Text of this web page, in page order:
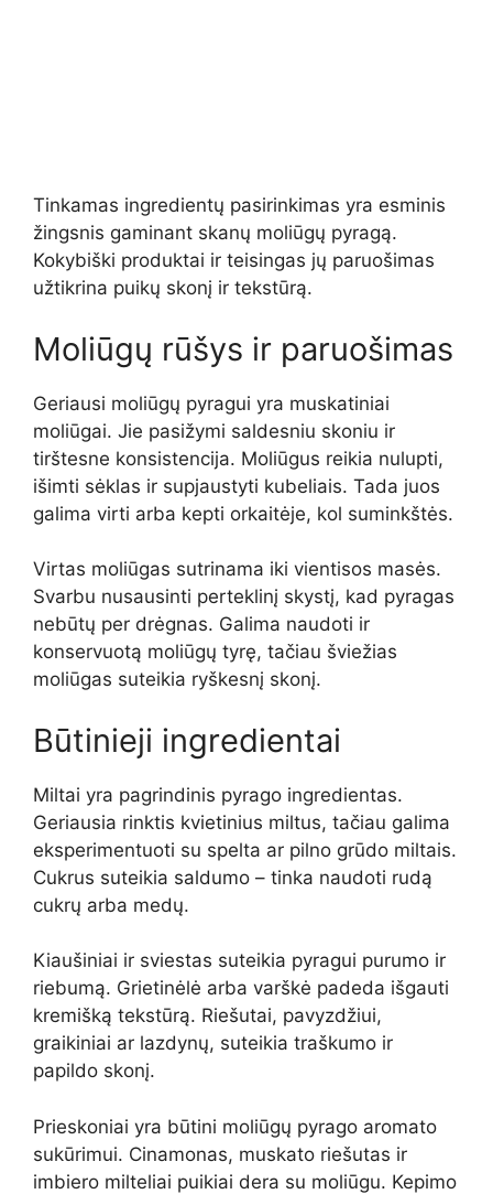
Tinkamas ingredientų pasirinkimas yra esminis
žingsnis gaminant skanų moliūgų pyragą.
Kokybiški produktai ir teisingas jų paruošimas
užtikrina puikų skonį ir tekstūrą.
Moliūgų rūšys ir paruošimas
Geriausi moliūgų pyragui yra muskatiniai
moliūgai. Jie pasižymi saldesniu skoniu ir
tirštesne konsistencija. Moliūgus reikia nulupti,
išimti sėklas ir supjaustyti kubeliais. Tada juos
galima virti arba kepti orkaitėje, kol suminkštės.
Virtas moliūgas sutrinama iki vientisos masės.
Svarbu nusausinti perteklinį skystį, kad pyragas
nebūtų per drėgnas. Galima naudoti ir
konservuotą moliūgų tyrę, tačiau šviežias
moliūgas suteikia ryškesnį skonį.
Būtinieji ingredientai
Miltai yra pagrindinis pyrago ingredientas.
Geriausia rinktis kvietinius miltus, tačiau galima
eksperimentuoti su spelta ar pilno grūdo miltais.
Cukrus suteikia saldumo – tinka naudoti rudą
cukrų arba medų.
Kiaušiniai ir sviestas suteikia pyragui purumo ir
riebumą. Grietinėlė arba varškė padeda išgauti
kremišką tekstūrą. Riešutai, pavyzdžiui,
graikiniai ar lazdynų, suteikia traškumo ir
papildo skonį.
Prieskoniai yra būtini moliūgų pyrago aromato
sukūrimui. Cinamonas, muskato riešutas ir
imbiero milteliai puikiai dera su moliūgu. Kepimo